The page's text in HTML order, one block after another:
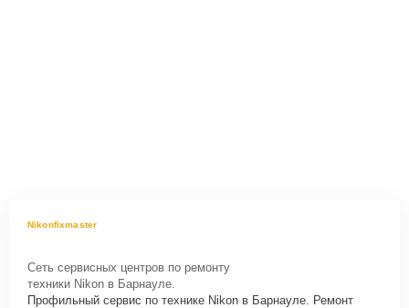
Nikonfixmaster
Сеть сервисных центров по ремонту
техники Nikon в Барнауле.
Профильный сервис по технике Nikon в Барнауле. Ремонт